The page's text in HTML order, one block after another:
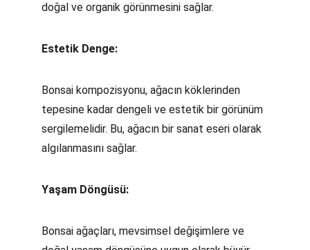
doğal ve organik görünmesini sağlar.
Estetik Denge:
Bonsai kompozisyonu, ağacın köklerinden
tepesine kadar dengeli ve estetik bir görünüm
sergilemelidir. Bu, ağacın bir sanat eseri olarak
algılanmasını sağlar.
Yaşam Döngüsü:
Bonsai ağaçları, mevsimsel değişimlere ve